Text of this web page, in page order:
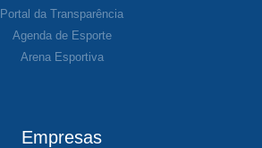
Portal da Transparência
Agenda de Esporte
Arena Esportiva
Empresas